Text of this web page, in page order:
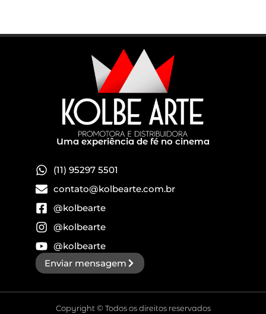
Uma experiência de fé no cinema
(11) 95297 5501
contato@kolbearte.com.br
@kolbearte
@kolbearte
@kolbearte
Enviar mensagem
Copyright © Todos os direitos reservados